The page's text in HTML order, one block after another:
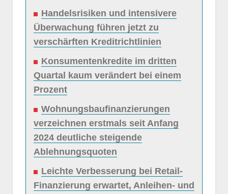
Handelsrisiken und intensivere
Überwachung führen jetzt zu
verschärften Kreditrichtlinien
Konsumentenkredite im dritten
Quartal kaum verändert bei einem
Prozent
Wohnungsbaufinanzierungen
verzeichnen erstmals seit Anfang
2024 deutliche steigende
Ablehnungsquoten
Leichte Verbesserung bei Retail-
Finanzierung erwartet, Anleihen- und